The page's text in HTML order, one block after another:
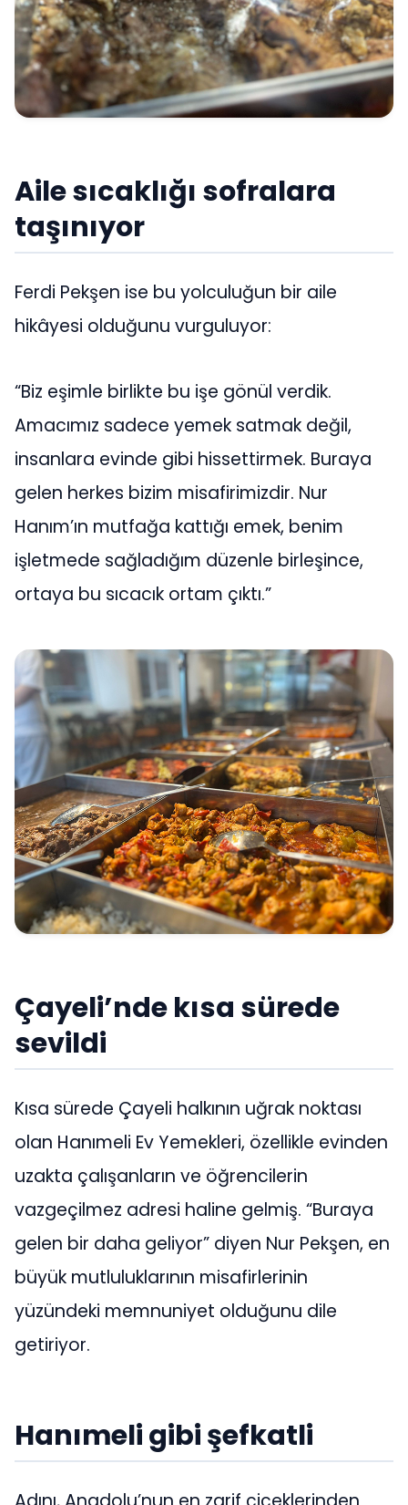
Aile sıcaklığı sofralara
taşınıyor
Ferdi Pekşen ise bu yolculuğun bir aile
hikâyesi olduğunu vurguluyor:
“Biz eşimle birlikte bu işe gönül verdik.
Amacımız sadece yemek satmak değil,
insanlara evinde gibi hissettirmek. Buraya
gelen herkes bizim misafirimizdir. Nur
Hanım’ın mutfağa kattığı emek, benim
işletmede sağladığım düzenle birleşince,
ortaya bu sıcacık ortam çıktı.”
Çayeli’nde kısa sürede
sevildi
Kısa sürede Çayeli halkının uğrak noktası
olan Hanımeli Ev Yemekleri, özellikle evinden
uzakta çalışanların ve öğrencilerin
vazgeçilmez adresi haline gelmiş. “Buraya
gelen bir daha geliyor” diyen Nur Pekşen, en
büyük mutluluklarının misafirlerinin
yüzündeki memnuniyet olduğunu dile
getiriyor.
Hanımeli gibi şefkatli